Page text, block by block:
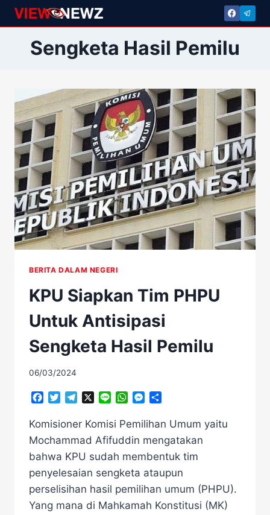
Skip
to
contentSengketa Hasil Pemilu
BERITA DALAM NEGERI
KPU Siapkan Tim PHPU
Untuk Antisipasi
Sengketa Hasil Pemilu
06/03/2024
Facebook
TwitterTelegramLine WhatsAppMessenger
Komisioner Komisi Pemilihan Umum yaitu
Mochammad Afifuddin mengatakan
bahwa KPU sudah membentuk tim
penyelesaian sengketa ataupun
perselisihan hasil pemilihan umum (PHPU).
Yang mana di Mahkamah Konstitusi (MK)